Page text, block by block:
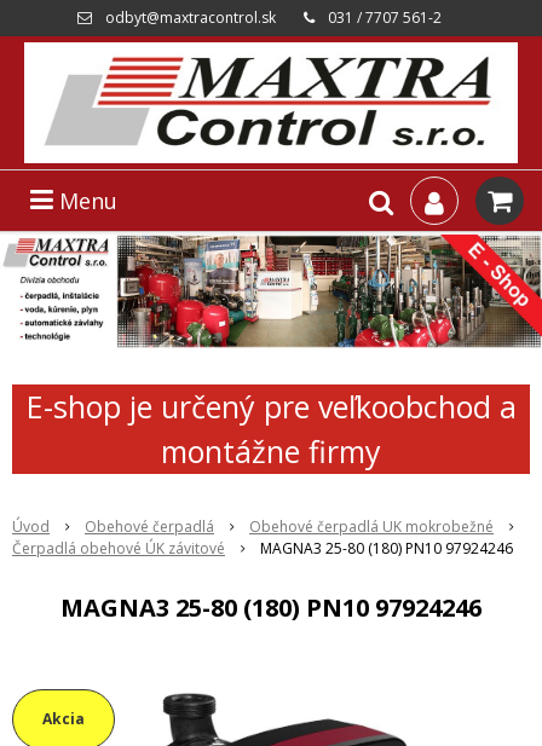
odbyt@maxtracontrol.sk 031 / 7707 561-2
Menu
E-shop je určený pre veľkoobchod a
montážne firmy
Úvod Obehové čerpadlá
Obehové čerpadlá UK mokrobežné
Čerpadlá obehové ÚK závitové
MAGNA3 25-80 (180) PN10 97924246
MAGNA3 25-80 (180) PN10 97924246
Akcia